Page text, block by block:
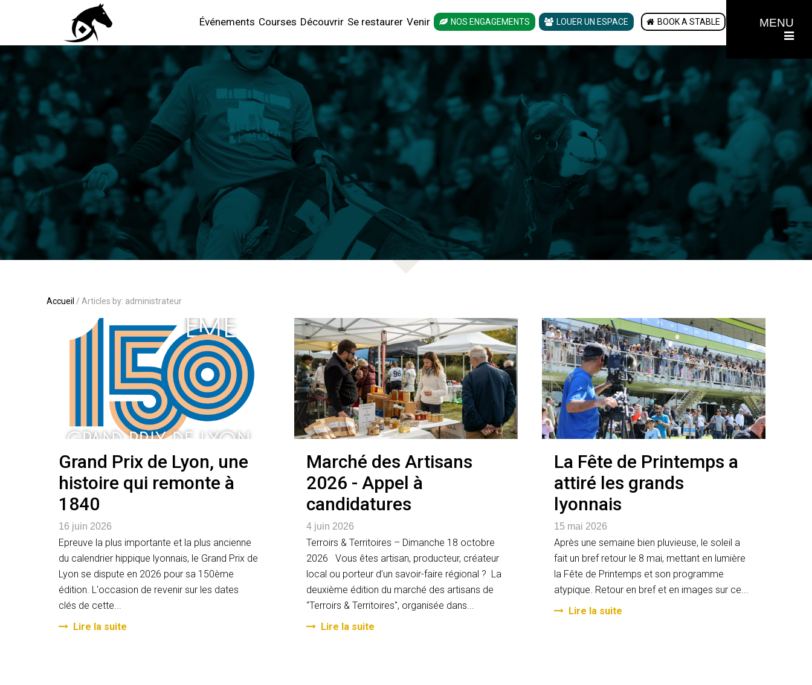
MENU
Événements Courses Découvrir Se restaurer Venir NOS ENGAGEMENTS LOUER UN ESPACE BOOK A STABLE
Accueil / Articles by: administrateur
Grand Prix de Lyon, une
histoire qui remonte à
1840
16 juin 2026
Epreuve la plus importante et la plus ancienne
du calendrier hippique lyonnais, le Grand Prix de
Lyon se dispute en 2026 pour sa 150ème
édition. L'occasion de revenir sur les dates
clés de cette...
Lire la suite
Marché des Artisans
2026 - Appel à
candidatures
4 juin 2026
Terroirs & Territoires – Dimanche 18 octobre
2026 Vous êtes artisan, producteur, créateur
local ou porteur d’un savoir-faire régional ? La
deuxième édition du marché des artisans de
"Terroirs & Territoires", organisée dans...
Lire la suite
La Fête de Printemps a
attiré les grands
lyonnais
15 mai 2026
Après une semaine bien pluvieuse, le soleil a
fait un bref retour le 8 mai, mettant en lumière
la Fête de Printemps et son programme
atypique. Retour en bref et en images sur ce...
Lire la suite